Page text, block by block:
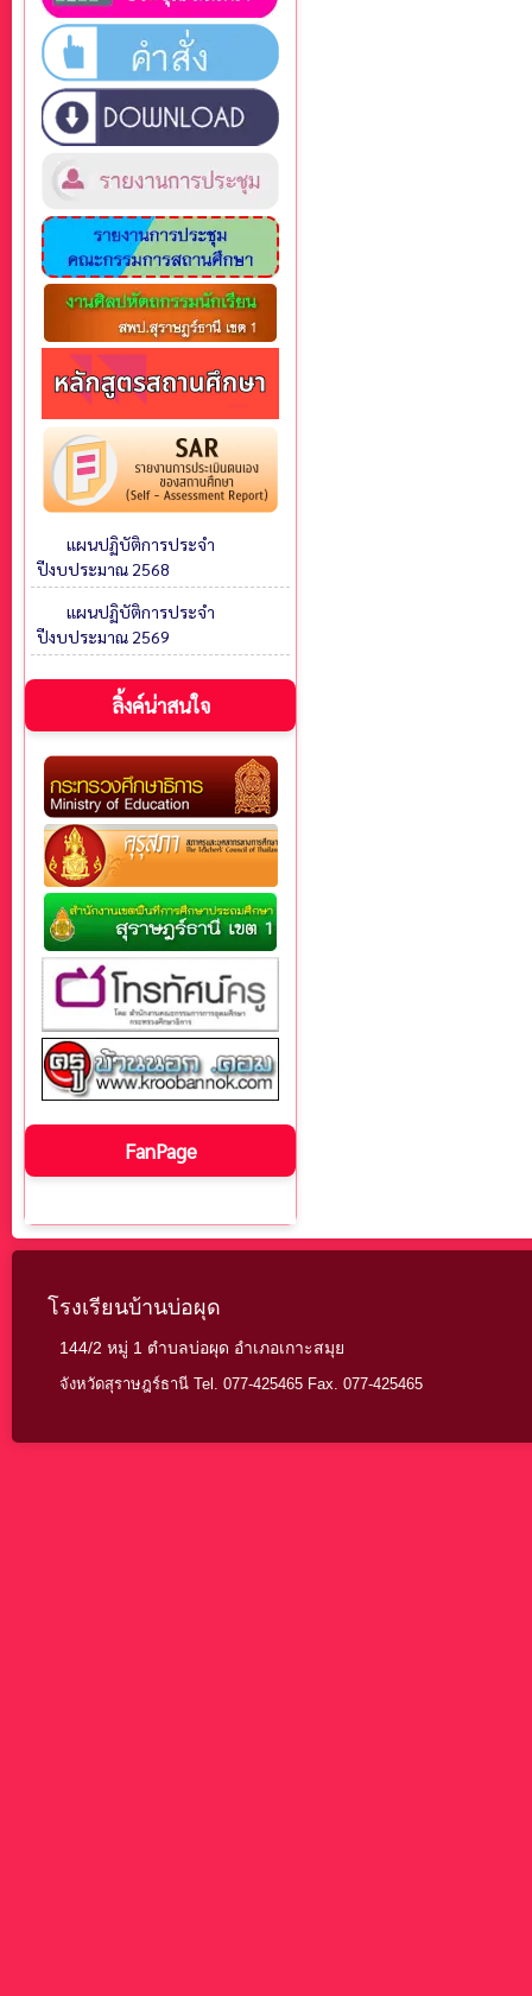
แผนปฏิบัติการประจำ
ปีงบประมาณ 2568
แผนปฏิบัติการประจำ
ปีงบประมาณ 2569
ลิ้งค์น่าสนใจ
FanPage
โรงเรียนบ้านบ่อผุด
144/2 หมู่ 1 ตำบลบ่อผุด อำเภอเกาะสมุย
จังหวัดสุราษฎร์ธานี Tel. 077-425465 Fax. 077-425465